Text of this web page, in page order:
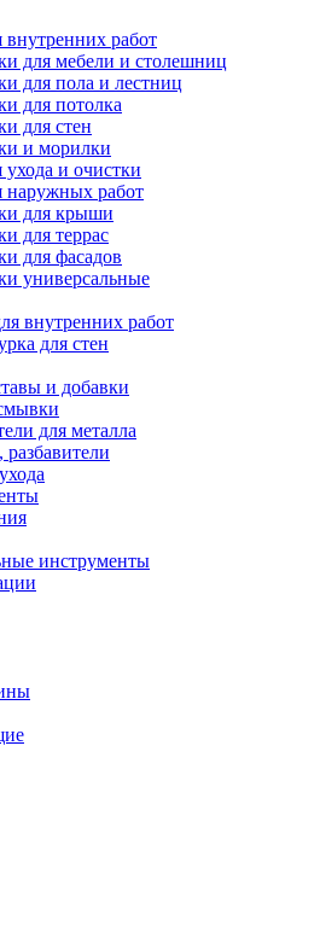
работ
для мебели и столешниц
для пола и лестниц
для потолка
для стен
и морилки
и очистки
наружных работ
для крыши
для террас
для фасадов
универсальные
внутренних работ
для стен
и добавки
для металла
разбавители
инструменты